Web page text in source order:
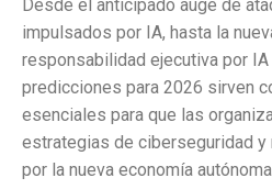
Desde el anticipado auge de
impulsados por IA, hasta la
responsabilidad ejecutiva por
predicciones para 2026 sirven
esenciales para que las
estrategias de ciberseguridad y
por la nueva economía